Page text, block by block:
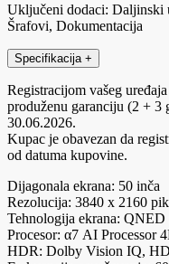
Uključeni dodaci: Daljinski
Šrafovi, Dokumentacija
Specifikacija +
Registracijom vašeg uređaja
produženu garanciju (2 + 3
30.06.2026.
Kupac je obavezan da
od datuma kupovine.
Dijagonala ekrana: 50 inča
Rezolucija: 3840 x 2160
Tehnologija ekrana:
Procesor: α7 AI Processor
HDR: Dolby Vision IQ,